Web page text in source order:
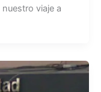
viaje a